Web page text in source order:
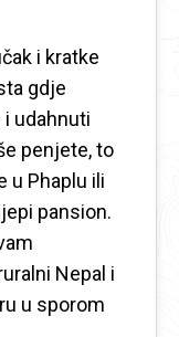
i kratke
gdje
udahnuti
penjete, to
u Phaplu ili
pansion.
Nepal i
u sporom